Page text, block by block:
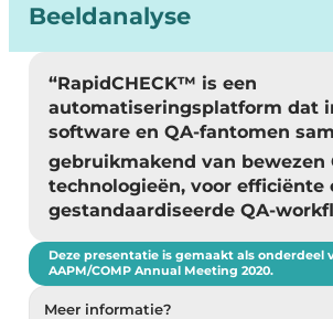
Beeldanalyse
“RapidCHECK™ is een
automatiseringsplatform dat
software en QA-fantomen
gebruikmakend van bewezen
technologieën, voor efficiënte
gestandaardiseerde QA-
Deze presentatie is gemaakt als onderdeel
AAPM/COMP Annual Meeting 2020.
Meer informatie?